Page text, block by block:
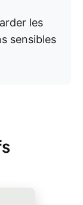
les
sensibles